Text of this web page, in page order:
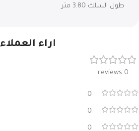
طول السلك 3.80 متر
اراء العملاء
0 reviews
0
0
0